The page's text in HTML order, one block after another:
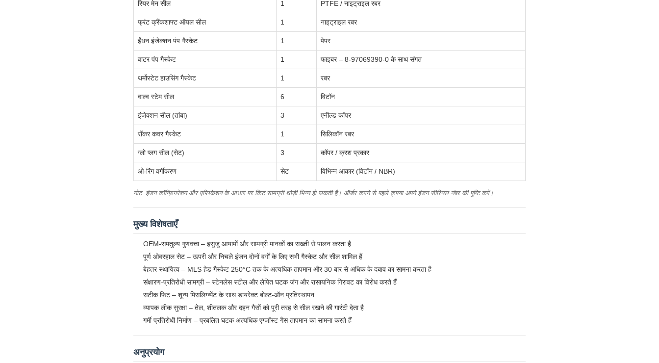
रियर मेन सील 1 PTFE / नाइट्राइल रबर
फ्रंट क्रैंकशाफ्ट ऑयल सील 1 नाइट्राइल रबर
ईंधन इंजेक्शन पंप गैस्केट 1 पेपर
वाटर पंप गैस्केट 1 फाइबर – 8-97069390-0 के साथ संगत
थर्मोस्टेट हाउसिंग गैस्केट 1 रबर
वाल्व स्टेम सील 6 विटॉन
इंजेक्शन सील (तांबा) 3 एनील्ड कॉपर
रॉकर कवर गैस्केट 1 सिलिकॉन रबर
ग्लो प्लग सील (सेट) 3 कॉपर / क्रश प्रकार
ओ-रिंग वर्गीकरण सेट विभिन्न आकार (विटॉन / NBR)
नोट: इंजन कॉन्फ़िगरेशन और एप्लिकेशन के आधार पर किट सामग्री थोड़ी भिन्न हो सकती है। ऑर्डर करने से पहले कृपया अपने इंजन सीरियल नंबर की पुष्टि करें।
मुख्य विशेषताएँ
OEM-समतुल्य गुणवत्ता – इसुजु आयामों और सामग्री मानकों का सख्ती से पालन करता है
पूर्ण ओवरहाल सेट – ऊपरी और निचले इंजन दोनों वर्गों के लिए सभी गैस्केट और सील शामिल हैं
बेहतर स्थायित्व – MLS हेड गैस्केट 250°C तक के अत्यधिक तापमान और 30 बार से अधिक के दबाव का सामना करता है
संक्षारण-प्रतिरोधी सामग्री – स्टेनलेस स्टील और लेपित घटक जंग और रासायनिक गिरावट का विरोध करते हैं
सटीक फिट – शून्य मिसलिग्न्मेंट के साथ डायरेक्ट बोल्ट-ऑन प्रतिस्थापन
व्यापक लीक सुरक्षा – तेल, शीतलक और दहन गैसों को पूरी तरह से सील रखने की गारंटी देता है
गर्मी प्रतिरोधी निर्माण – प्रबलित घटक अत्यधिक एग्जॉस्ट गैस तापमान का सामना करते हैं
अनुप्रयोग